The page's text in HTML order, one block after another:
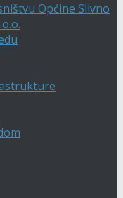
Općine Slivno